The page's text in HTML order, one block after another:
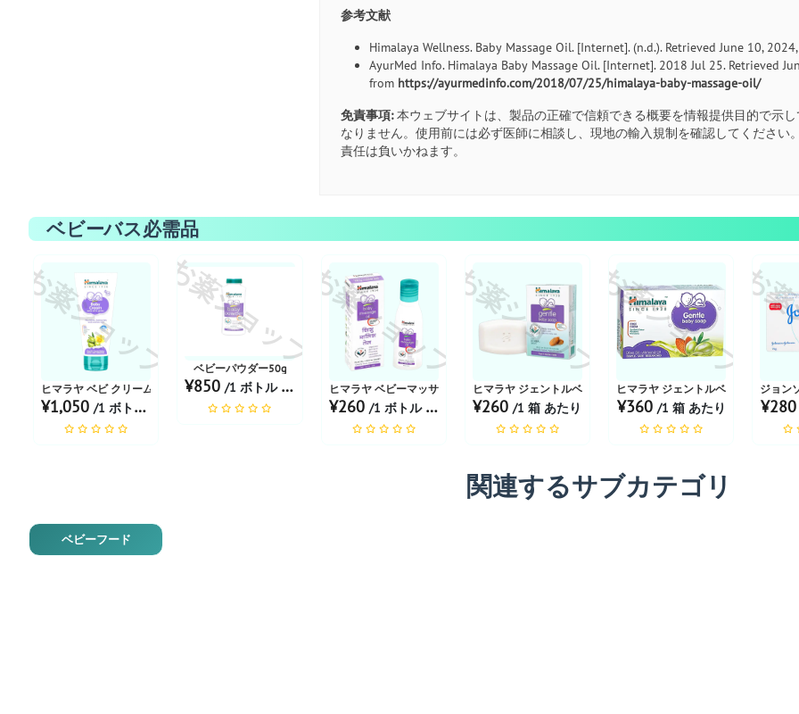
参考文献
Himalaya Wellness. Baby Massage Oil. [Internet]. (n.d.). Retrieved June 10,
AyurMed Info. Himalaya Baby Massage Oil. [Internet]. 2018 Jul 25. Retrieved
from https://ayurmedinfo.com/2018/07/25/himalaya-baby-massage-oil/
免責事項:本ウェブサイトは、製品の正確で信頼できる概要を情報提供目的で示
なりません。使用前には必ず医師に相談し、現地の輸入規制を確認してくださ
責任は負いかねます。
ベビーバス必需品
お薬ショップ
ヒマラヤ ベビ クリーム
¥1,050 /1 ボトル あたり
お薬ショップ
ベビーパウダー50g
¥850/1 ボトル あたり
お薬ショップ
ヒマラヤ ベビーマッサージオイル 50ml
¥260 /1 ボトル あたり
お薬ショップ
ヒマラヤ ジェントルベビーソープ 75g
¥260/1 箱 あたり
お薬ショップ
ヒマラヤ ジェントルベビーソープ
¥360 /1 箱 あたり
お
ジョン
関連するサブカテゴリ
ベビーフード